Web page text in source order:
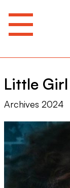
Little
Archives 2024